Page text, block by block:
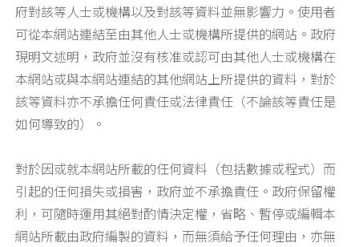
府對該等人士或機構以及對該等資料並無影響力。使用者
可從本網站連結至由其他人士或機構所提供的網站。政府
現明文述明，政府並沒有核准或認可由其他人士或機構在
本網站或與本網站連結的其他網站上所提供的資料，對於
該等資料亦不承擔任何責任或法律責任（不論該等責任是
如何導致的）。
對於因或就本網站所載的任何資料（包括數據或程式）而
引起的任何損失或損害，政府並不承擔責任。政府保留權
利，可隨時運用其絕對酌情決定權，省略、暫停或編輯本
網站所載由政府編製的資料，而無須給予任何理由，亦無